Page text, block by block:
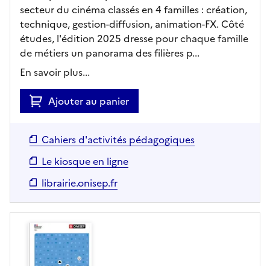
secteur du cinéma classés en 4 familles : création,
technique, gestion-diffusion, animation-FX. Côté
études, l'édition 2025 dresse pour chaque famille
de métiers un panorama des filières p...
En savoir plus...
Ajouter au panier
Cahiers d'activités pédagogiques
Le kiosque en ligne
librairie.onisep.fr